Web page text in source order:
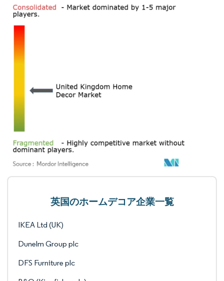
英国のホームデコア企業一覧
IKEA Ltd (UK)
Dunelm Group plc
DFS Furniture plc